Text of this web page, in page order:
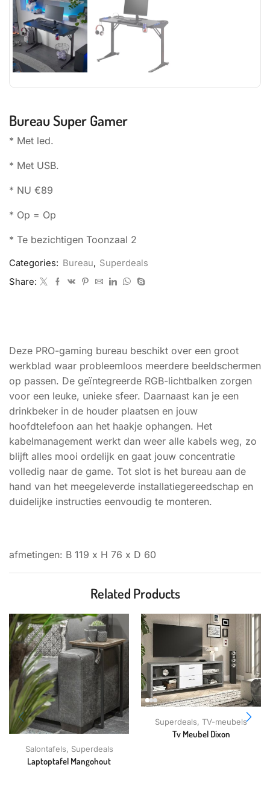
Bureau Super Gamer
* Met led.
* Met USB.
* NU €89
* Op = Op
* Te bezichtigen Toonzaal 2
Categories: Bureau, Superdeals
Share:
Deze PRO-gaming bureau beschikt over een groot
werkblad waar probleemloos meerdere beeldschermen
op passen. De geïntegreerde RGB-lichtbalken zorgen
voor een leuke, unieke sfeer. Daarnaast kan je een
drinkbeker in de houder plaatsen en jouw
hoofdtelefoon aan het haakje ophangen. Het
kabelmanagement werkt dan weer alle kabels weg, zo
blijft alles mooi ordelijk en gaat jouw concentratie
volledig naar de game. Tot slot is het bureau aan de
hand van het meegeleverde installatiegereedschap en
duidelijke instructies eenvoudig te monteren.
afmetingen: B 119 x H 76 x D 60
Related Products
Salontafels, Superdeals
Laptoptafel Mangohout
Superdeals, TV-meubels
Tv Meubel Dixon